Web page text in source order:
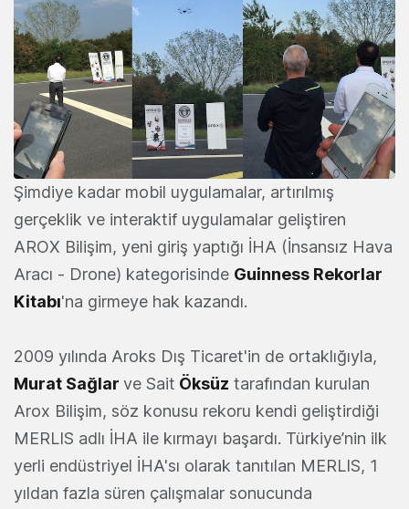
Şimdiye kadar mobil uygulamalar, artırılmış
gerçeklik ve interaktif uygulamalar geliştiren
AROX Bilişim, yeni giriş yaptığı İHA (İnsansız Hava
Aracı - Drone) kategorisinde Guinness Rekorlar
Kitabı'na girmeye hak kazandı.
2009 yılında Aroks Dış Ticaret'in de ortaklığıyla,
Murat Sağlar ve Sait Öksüz tarafından kurulan
Arox Bilişim, söz konusu rekoru kendi geliştirdiği
MERLIS adlı İHA ile kırmayı başardı. Türkiye’nin ilk
yerli endüstriyel İHA'sı olarak tanıtılan MERLIS, 1
yıldan fazla süren çalışmalar sonucunda